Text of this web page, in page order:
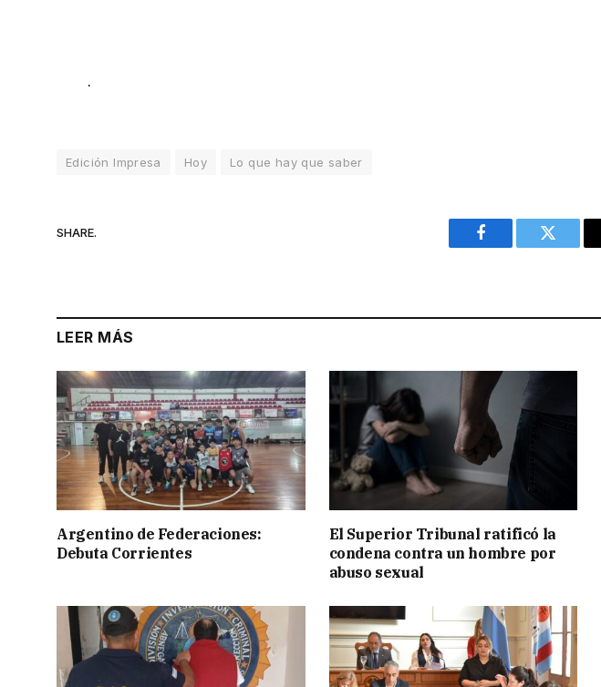
.
Edición Impresa Hoy Lo que hay que saber
SHARE.
Facebook Twitter
LEER MÁS
Argentino de Federaciones:
Debuta Corrientes
El Superior Tribunal ratificó la
condena contra un hombre por
abuso sexual